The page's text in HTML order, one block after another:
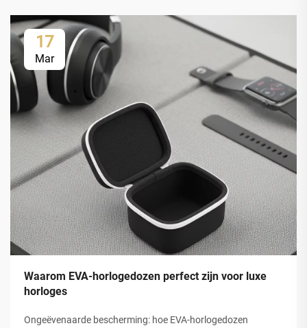
17
Mar
Waarom EVA-horlogedozen perfect zijn voor luxe
horloges
Ongeëvenaarde bescherming: hoe EVA-horlogedozen